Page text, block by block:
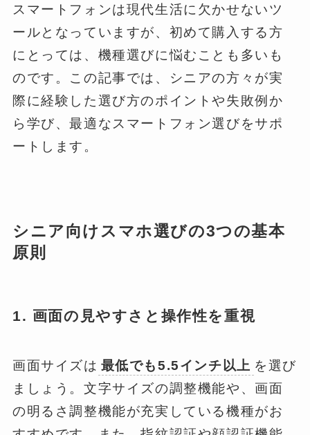
スマートフォンは現代生活に欠かせないツ
ールとなっていますが、初めて購入する方
にとっては、機種選びに悩むことも多いも
のです。この記事では、シニアの方々が実
際に経験した選び方のポイントや失敗例か
ら学び、最適なスマートフォン選びをサポ
ートします。
シニア向けスマホ選びの3つの基本
原則
1. 画面の見やすさと操作性を重視
画面サイズは 最低でも5.5インチ以上 を選び
ましょう。文字サイズの調整機能や、画面
の明るさ調整機能が充実している機種がお